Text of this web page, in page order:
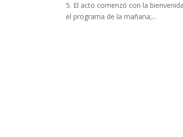
5. El acto comenzó con la
el programa de la mañana;...